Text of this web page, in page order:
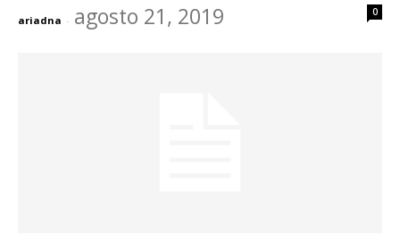
ariadna - agosto 21, 2019 0